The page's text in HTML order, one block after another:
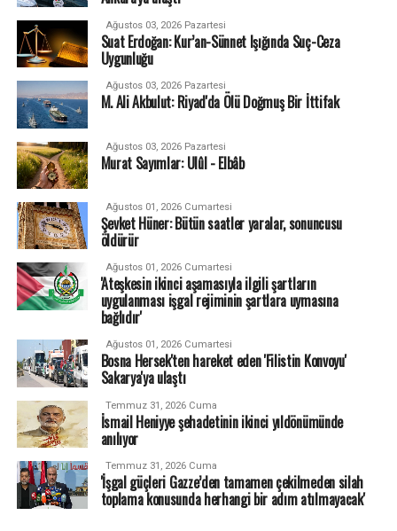
Ağustos 03, 2026 Pazartesi
Suat Erdoğan: Kur’an-Sünnet Işığında Suç-Ceza
Uygunluğu
Ağustos 03, 2026 Pazartesi
M. Ali Akbulut: Riyad'da Ölü Doğmuş Bir İttifak
Ağustos 03, 2026 Pazartesi
Murat Sayımlar: Ulûl - Elbâb
Ağustos 01, 2026 Cumartesi
Şevket Hüner: Bütün saatler yaralar, sonuncusu
öldürür
Ağustos 01, 2026 Cumartesi
'Ateşkesin ikinci aşamasıyla ilgili şartların
uygulanması işgal rejiminin şartlara uymasına
bağlıdır'
Ağustos 01, 2026 Cumartesi
Bosna Hersek'ten hareket eden 'Filistin Konvoyu'
Sakarya'ya ulaştı
Temmuz 31, 2026 Cuma
İsmail Heniyye şehadetinin ikinci yıldönümünde
anılıyor
Temmuz 31, 2026 Cuma
'İşgal güçleri Gazze’den tamamen çekilmeden silah
toplama konusunda herhangi bir adım atılmayacak'